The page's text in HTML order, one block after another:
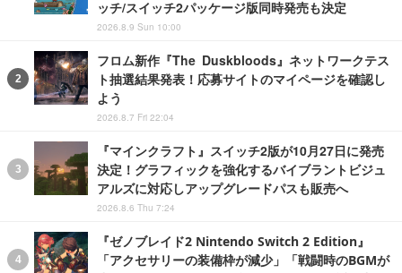
ッチ/スイッチ2パッケージ版同時発売も決定
2026.8.9 Sun 10:00
フロム新作『The Duskbloods』ネットワークテス
ト抽選結果発表！応募サイトのマイページを確認し
よう
2026.8.7 Fri 22:04
『マインクラフト』スイッチ2版が10月27日に発売
決定！グラフィックを強化するバイブラントビジュ
アルズに対応しアップグレードパスも販売へ
2026.8.6 Thu 7:24
『ゼノブレイド2 Nintendo Switch 2 Edition』
「アクセサリーの装備枠が減少」「戦闘時のBGMが